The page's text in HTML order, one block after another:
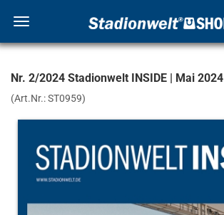
Nr. 2/2024 Stadionwelt INSIDE | Mai 2024
(Art.Nr.:ST0959)